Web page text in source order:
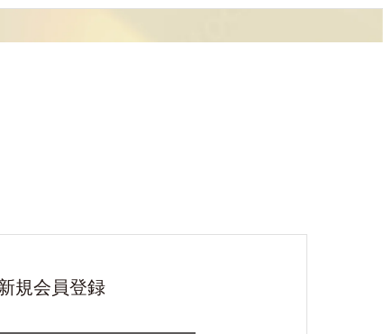
規会員登録